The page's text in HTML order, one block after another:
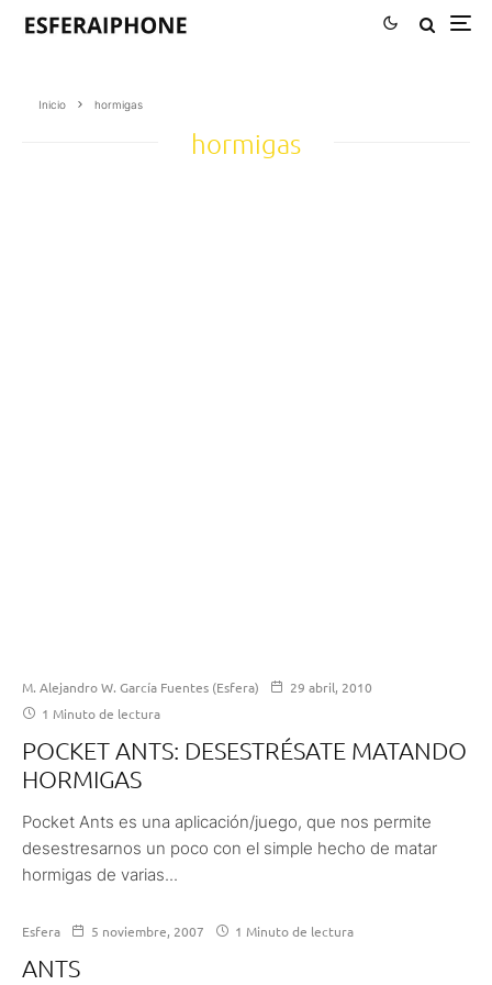
Inicio hormigas
hormigas
M. Alejandro W. García Fuentes (Esfera)
29 abril, 2010
1 Minuto de lectura
POCKET ANTS: DESESTRÉSATE MATANDO
HORMIGAS
Pocket Ants es una aplicación/juego, que nos permite
desestresarnos un poco con el simple hecho de matar
hormigas de varias...
Esfera 5 noviembre, 2007 1 Minuto de lectura
ANTS